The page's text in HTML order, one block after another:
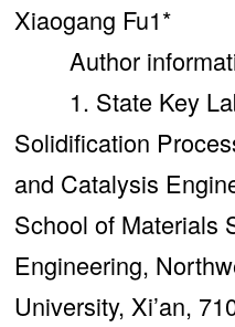
Xiaogang Fu1*
Author
1. State Key
Solidification
and Catalysis
School of Materials
Engineering,
University, Xi’an,